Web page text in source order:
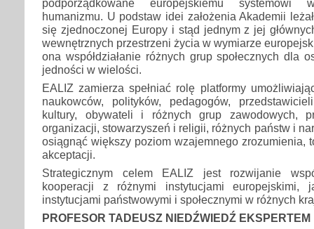
podporządkowane europejskiemu
humanizmu. U podstaw idei założenia Akademii
się zjednoczonej Europy i stąd jednym z jej
wewnętrznych przestrzeni życia w wymiarze
ona współdziałanie różnych grup społecznych dla
jedności w wielości.
EALIZ zamierza spełniać rolę platformy
naukowców, polityków, pedagogów,
kultury, obywateli i różnych grup zawodowych,
organizacji, stowarzyszeń i religii, różnych państw i
osiągnąć większy poziom wzajemnego zrozumienia,
akceptacji.
Strategicznym celem EALIZ jest rozwijanie
kooperacji z różnymi instytucjami
instytucjami państwowymi i społecznymi w różnych
PROFESOR TADEUSZ NIEDŹWIEDŹ EKSPERTEM